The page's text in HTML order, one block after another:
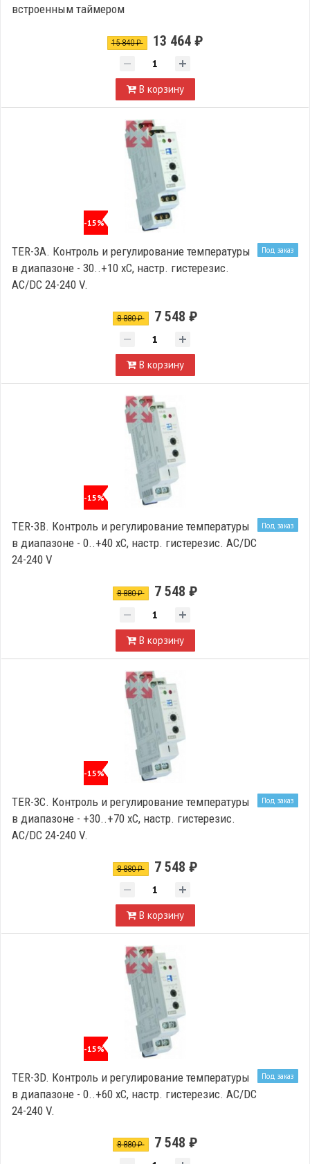
встроенным таймером
15 840 ₽ 13 464 ₽
В корзину
-15%
Под заказ
TER-3A. Контроль и регулирование температуры
в диапазоне - 30..+10 xC, настр. гистерезис.
AC/DC 24-240 V.
8 880 ₽ 7 548 ₽
В корзину
-15%
Под заказ
TER-3B. Контроль и регулирование температуры
в диапазоне - 0..+40 xC, настр. гистерезис. AC/DC
24-240 V
8 880 ₽ 7 548 ₽
В корзину
-15%
Под заказ
TER-3C. Контроль и регулирование температуры
в диапазоне - +30..+70 xC, настр. гистерезис.
AC/DC 24-240 V.
8 880 ₽ 7 548 ₽
В корзину
-15%
Под заказ
TER-3D. Контроль и регулирование температуры
в диапазоне - 0..+60 xC, настр. гистерезис. AC/DC
24-240 V.
8 880 ₽ 7 548 ₽